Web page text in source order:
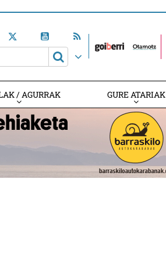
/ AGURRAK GURE ATARIAK